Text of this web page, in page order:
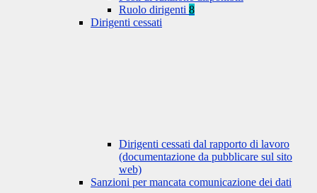
Ruolo dirigenti 8
Dirigenti cessati
Dirigenti cessati dal rapporto di lavoro
(documentazione da pubblicare sul sito
web)
Sanzioni per mancata comunicazione dei dati